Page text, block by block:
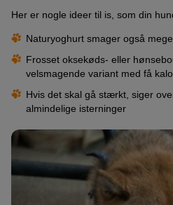
Her er nogle ideer til is, som din
Naturyoghurt smager også
Frosset oksekøds- eller
velsmagende variant med få
Hvis det skal gå stærkt, siger
almindelige isterninger